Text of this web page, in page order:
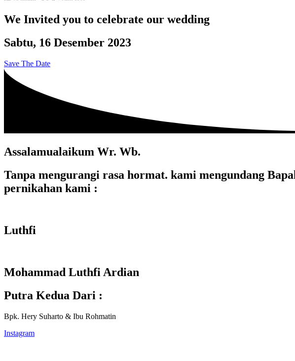
We Invited you to celebrate our wedding
Sabtu, 16 Desember 2023
Save The Date
Assalamualaikum Wr. Wb.
Tanpa mengurangi rasa hormat. kami mengundang
pernikahan kami :
Luthfi
Mohammad Luthfi Ardian
Putra Kedua Dari :
Bpk. Hery Suharto & Ibu Rohmatin
Instagram